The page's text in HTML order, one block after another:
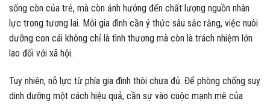
sống còn của trẻ, mà còn ảnh hưởng đến chất lượng nguồn nhân
lực trong tương lai. Mỗi gia đình cần ý thức sâu sắc rằng, việc nuôi
dưỡng con cái không chỉ là tình thương mà còn là trách nhiệm lớn
lao đối với xã hội.
Tuy nhiên, nỗ lực từ phía gia đình thôi chưa đủ. Để phòng chống suy
dinh dưỡng một cách hiệu quả, cần sự vào cuộc mạnh mẽ của